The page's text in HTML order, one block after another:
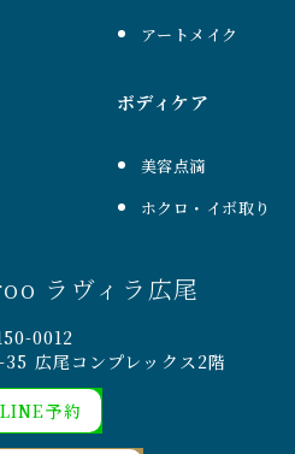
アートメイク
ボディケア
美容点滴
ホクロ・イボ取り
ラヴィラ広尾
0012
広尾コンプレックス2階
LINE予約